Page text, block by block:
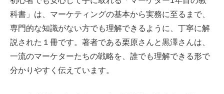
科書」は、マーケティングの基本から実務に至るまで、
専門的な知識がない方でも理解できるように、丁寧に解
説された１冊です。著者である栗原さんと黒澤さんは、
一流のマーケターたちの戦略を、誰でも理解できる形で
分かりやすく伝えています。